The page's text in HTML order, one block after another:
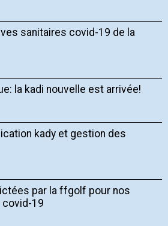
sanitaires covid-19 de la
la kadi nouvelle est arrivée!
kady et gestion des
par la ffgolf pour nos
19